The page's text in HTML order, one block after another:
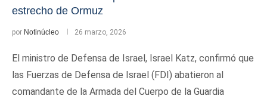
estrecho de Ormuz
por Notinúcleo 26 marzo, 2026
El ministro de Defensa de Israel, Israel Katz, confirmó que
las Fuerzas de Defensa de Israel (FDI) abatieron al
comandante de la Armada del Cuerpo de la Guardia